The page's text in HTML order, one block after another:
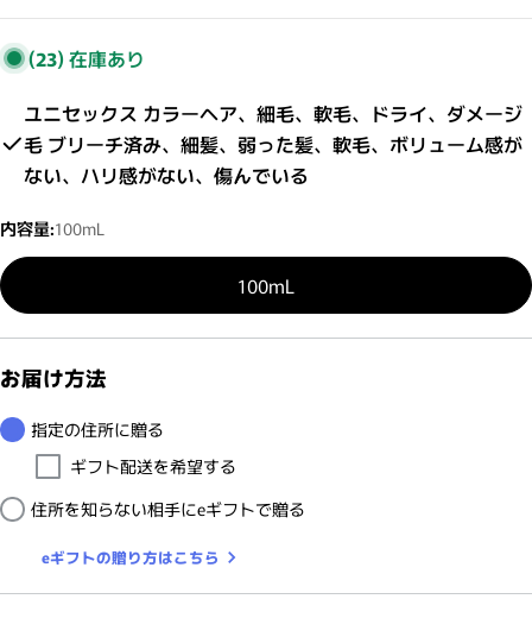
(23)在庫あり
ユニセックス カラーヘア、細毛、軟毛、ドライ、ダメージ
毛 ブリーチ済み、細髪、弱った髪、軟毛、ボリューム感が
ない、ハリ感がない、傷んでいる
内容量:100mL
100mL
お届け方法
指定の住所に贈る
ギフト配送を希望する
住所を知らない相手にeギフトで贈る
eギフトの贈り方はこちら